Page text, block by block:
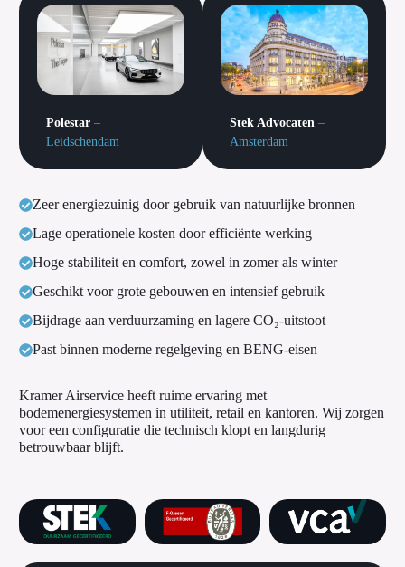
Polestar–
Leidschendam
Stek Advocaten –
Amsterdam
Zeer energiezuinig door gebruik van natuurlijke bronnen
Lage operationele kosten door efficiënte werking
Hoge stabiliteit en comfort, zowel in zomer als winter
Geschikt voor grote gebouwen en intensief gebruik
Bijdrage aan verduurzaming en lagere CO₂-uitstoot
Past binnen moderne regelgeving en BENG-eisen
Kramer Airservice heeft ruime ervaring met
bodemenergiesystemen in utiliteit, retail en kantoren. Wij zorgen
voor een configuratie die technisch klopt en langdurig
betrouwbaar blijft.